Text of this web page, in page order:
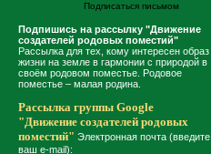
Подписаться письмом
Подпишись на рассылку "Движение
создателей родовых поместий"
Рассылка для тех, кому интересен образ
жизни на земле в гармонии с природой в
своём родовом поместье. Родовое
поместье – малая родина.
Рассылка группы Google
"Движение создателей родовых
поместий" Электронная почта (введите
ваш e-mail):